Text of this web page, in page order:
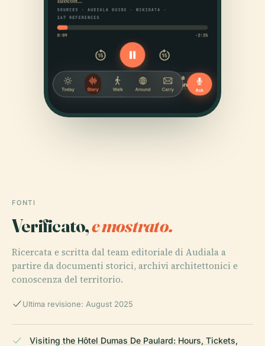
FONTI
Verificato,e mostrato.
Ricercata e scritta dal team editoriale di Audiala a
partire da documenti storici, archivi architettonici e
conoscenza del territorio.
Ultima revisione: August 2025
Visiting the Hôtel Dumas De Paulard: Hours, Tickets,